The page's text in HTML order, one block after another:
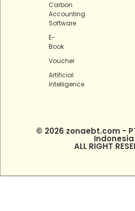
Carbon
Accounting
Software
E-
Book
Voucher
Artificial
Intelligence
© 2026 zonaebt.com -
Indonesia
ALL RIGHT